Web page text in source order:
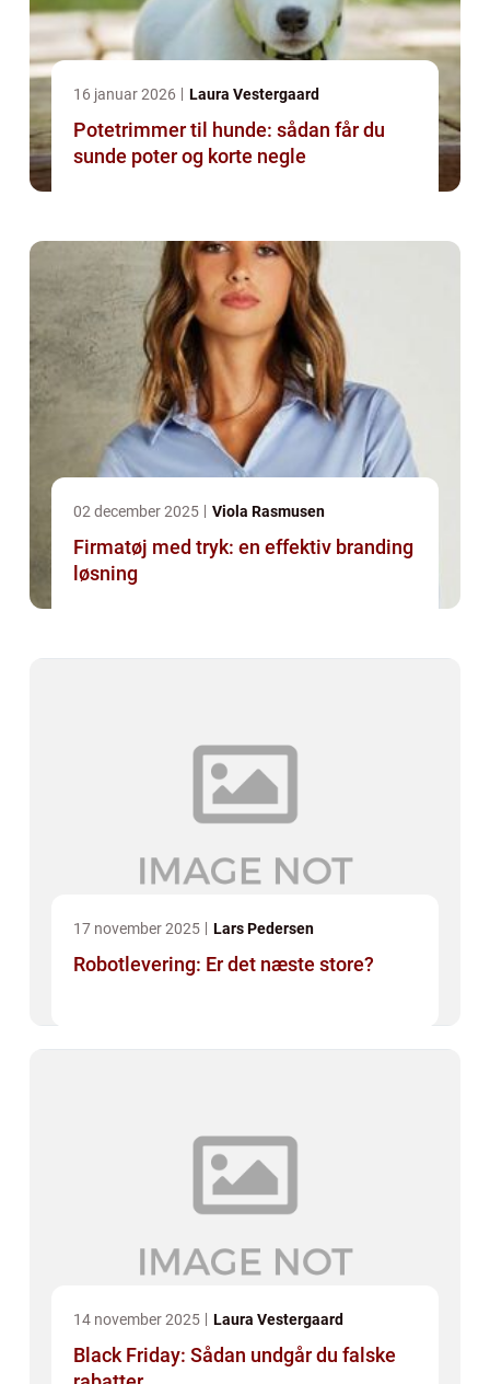
16 januar 2026 Laura Vestergaard
Potetrimmer til hunde: sådan får du
sunde poter og korte negle
02 december 2025 Viola Rasmusen
Firmatøj med tryk: en effektiv branding
løsning
17 november 2025 Lars Pedersen
Robotlevering: Er det næste store?
14 november 2025 Laura Vestergaard
Black Friday: Sådan undgår du falske